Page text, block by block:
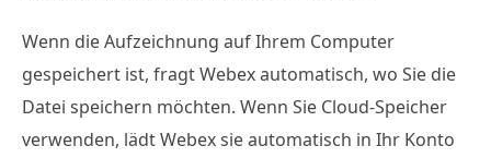
Wenn die Aufzeichnung auf Ihrem Computer
gespeichert ist, fragt Webex automatisch, wo Sie die
Datei speichern möchten. Wenn Sie Cloud-Speicher
verwenden, lädt Webex sie automatisch in Ihr Konto